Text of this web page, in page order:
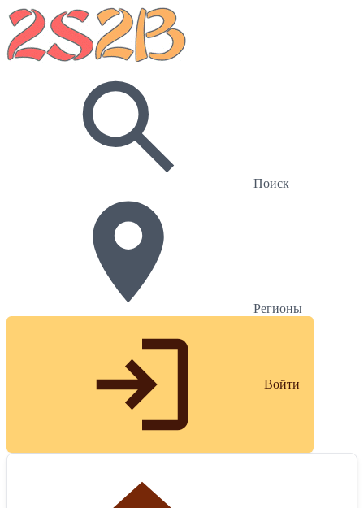
Поиск
Регионы
Войти